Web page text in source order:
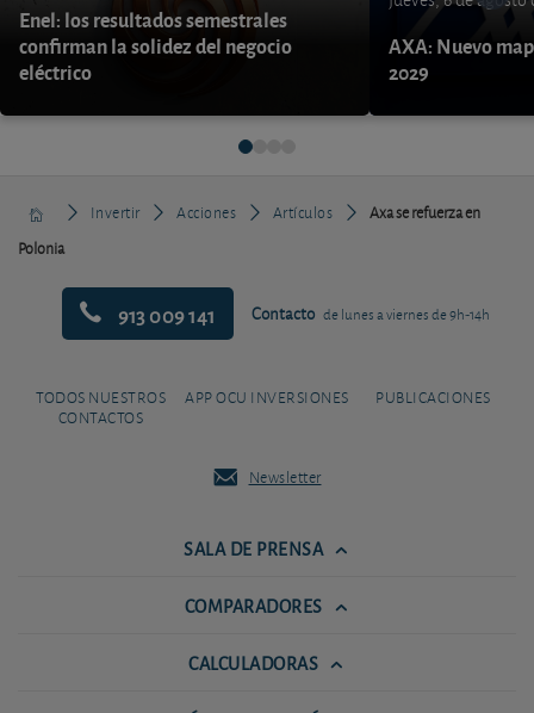
Enel: los resultados semestrales
confirman la solidez del negocio
eléctrico
AXA: Nuevo
2029
Invertir Acciones Artículos
Axa se refuerza en
Polonia
913 009 141 Contacto de lunes a viernes de 9h-14h
TODOS NUESTROS
CONTACTOS
APP OCU INVERSIONES PUBLICACIONES
Newsletter
SALA DE PRENSA
COMPARADORES
CALCULADORAS